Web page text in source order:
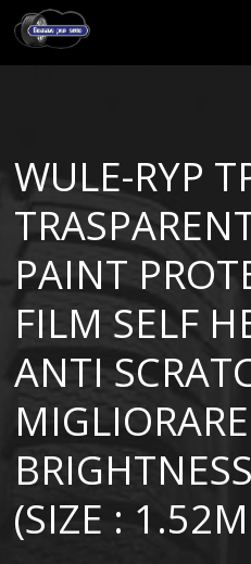
MISURE GOMME
BLOG
SHOP
WULE-RYP
PAINT
FILM SELF
ANTI
(SIZE :